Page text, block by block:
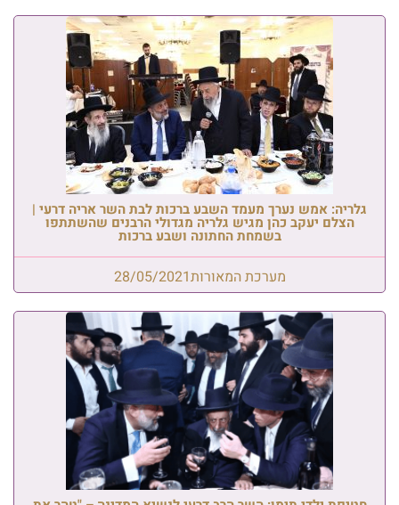
גלריה: אמש נערך מעמד השבע ברכות לבת השר אריה דרעי |
הצלם יעקב כהן מגיש גלריה מגדולי הרבנים שהשתתפו
בשמחת החתונה ושבע ברכות
מערכת המאורות28/05/2021